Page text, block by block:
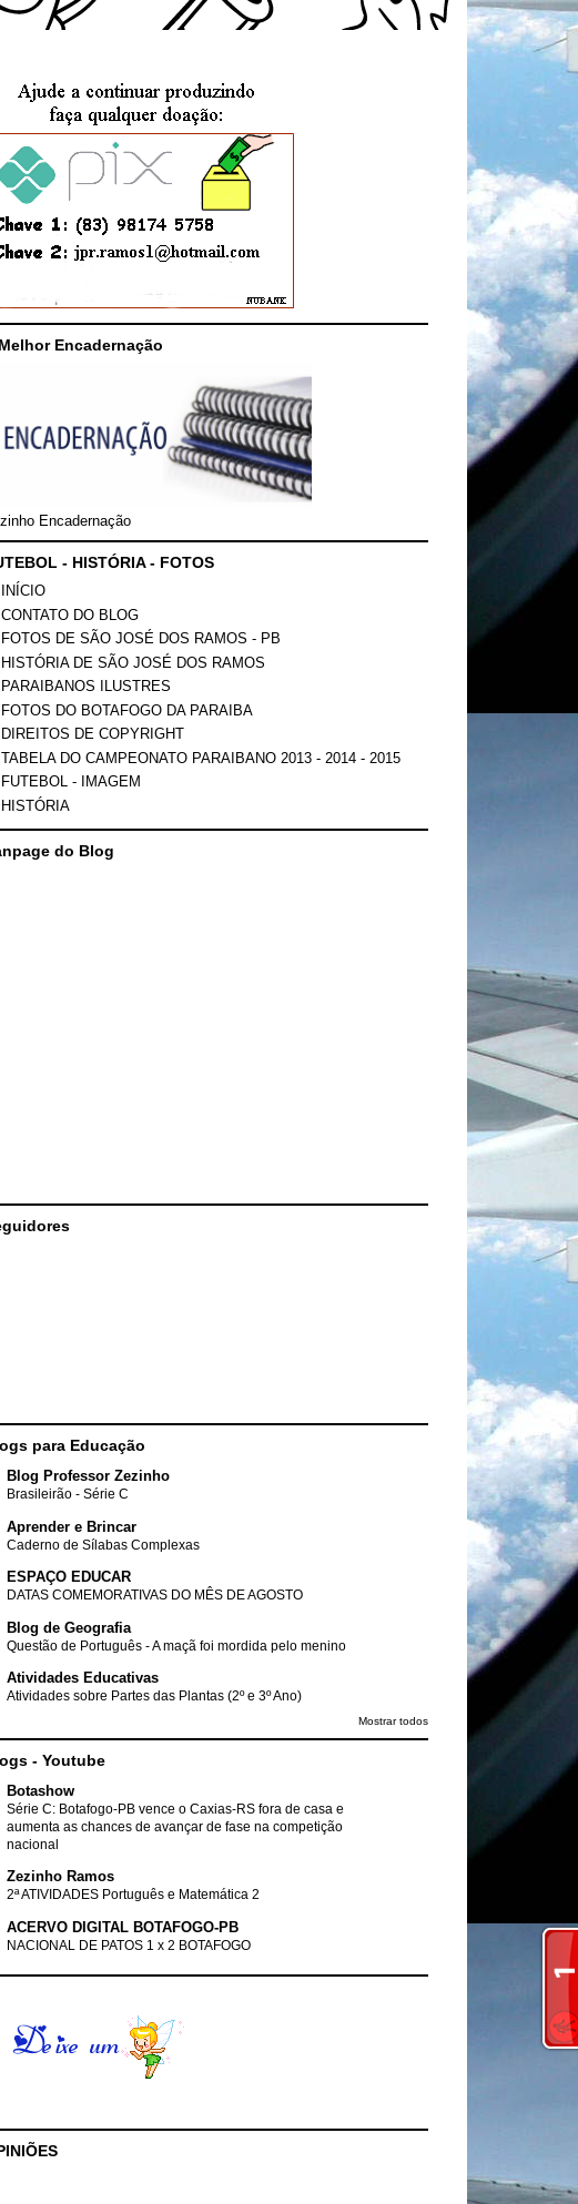
Encadernação
Encadernação
- HISTÓRIA - FOTOS
INÍCIO
CONTATO DO BLOG
FOTOS DE SÃO JOSÉ DOS RAMOS - PB
HISTÓRIA DE SÃO JOSÉ DOS RAMOS
PARAIBANOS ILUSTRES
FOTOS DO BOTAFOGO DA PARAIBA
DIREITOS DE COPYRIGHT
TABELA DO CAMPEONATO PARAIBANO 2013 - 2014 - 2015
FUTEBOL - IMAGEM
HISTÓRIA
do Blog
para Educação
Blog Professor Zezinho
Brasileirão - Série C
Aprender e Brincar
Caderno de Sílabas Complexas
ESPAÇO EDUCAR
DATAS COMEMORATIVAS DO MÊS DE AGOSTO
Blog de Geografia
Questão de Português - A maçã foi mordida pelo menino
Atividades Educativas
Atividades sobre Partes das Plantas (2º e 3º Ano)
Mostrar todos
- Youtube
Botashow
Série C: Botafogo-PB vence o Caxias-RS fora de casa e
aumenta as chances de avançar de fase na competição
nacional
Zezinho Ramos
2ª ATIVIDADES Português e Matemática 2
ACERVO DIGITAL BOTAFOGO-PB
NACIONAL DE PATOS 1 x 2 BOTAFOGO